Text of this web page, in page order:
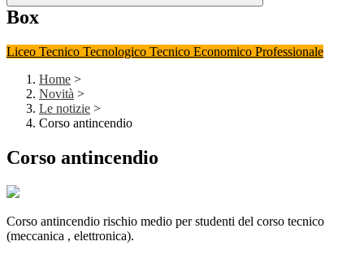
Box
Liceo Tecnico Tecnologico Tecnico Economico Professionale
Home >
Novità >
Le notizie >
Corso antincendio
Corso antincendio
Corso antincendio rischio medio per studenti del corso tecnico
(meccanica , elettronica).